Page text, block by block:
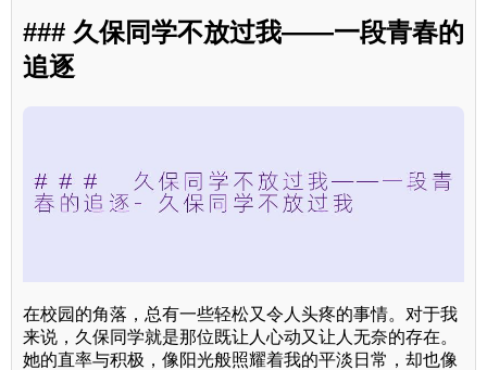
### 久保同学不放过我——一段青春的
追逐
在校园的角落，总有一些轻松又令人头疼的事情。对于我
来说，久保同学就是那位既让人心动又让人无奈的存在。
她的直率与积极，像阳光般照耀着我的平淡日常，却也像